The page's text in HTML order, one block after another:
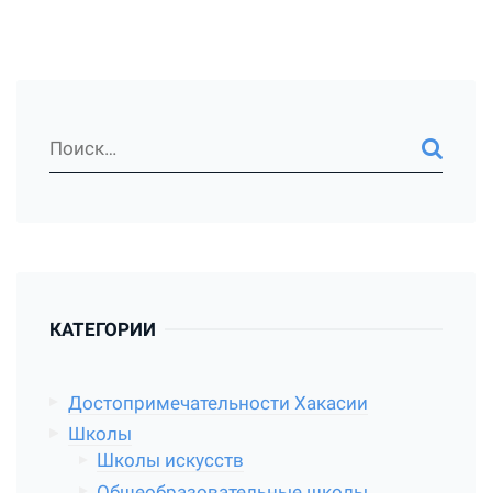
КАТЕГОРИИ
Достопримечательности Хакасии
Школы
Школы искусств